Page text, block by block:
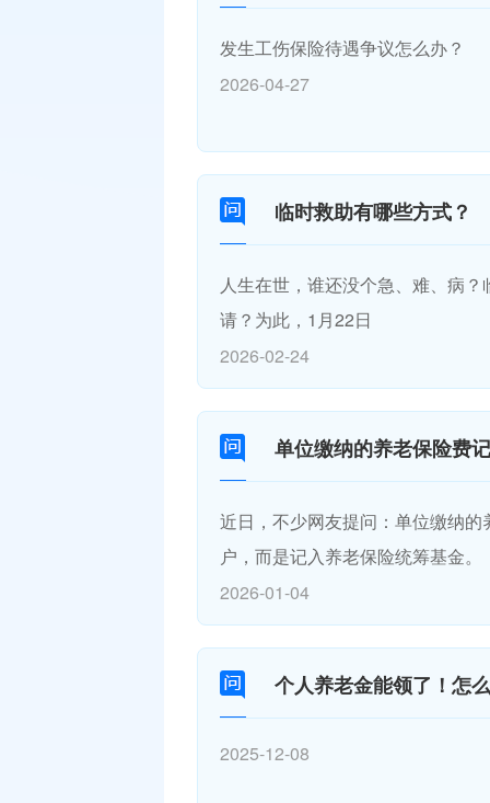
发生工伤保险待遇争议怎么办？
2026-04-27
临时救助有哪些方式？
人生在世，谁还没个急、难、病
请？为此，1月22日
2026-02-24
单位缴纳的养老保险费
近日，不少网友提问：单位缴纳
户，而是记入养老保险统筹基金
2026-01-04
个人养老金能领了！怎
2025-12-08